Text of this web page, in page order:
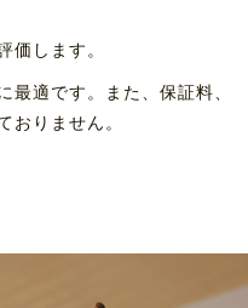
価します。
最適です。また、保証料、
おりません。